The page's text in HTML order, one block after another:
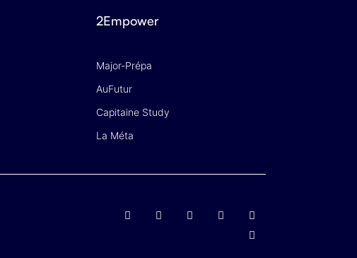
2Empower
Major-Prépa
AuFutur
Capitaine Study
La Méta